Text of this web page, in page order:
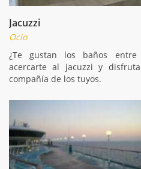
Jacuzzi
Ocio
¿Te gustan los baños entre
acercarte al jacuzzi y
compañía de los tuyos.